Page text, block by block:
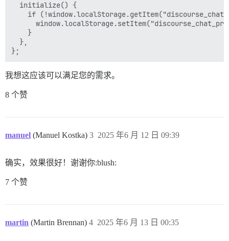
  initialize() {
if
    }
  },
我想这应该可以满足您的需求。
8 个赞
manuel (Manuel Kostka) 2025 年6 月 12 日 09:39
3
确实，效果很好！谢谢你:blush:
7 个赞
martin (Martin Brennan) 2025 年6 月 13 日 00:35
4